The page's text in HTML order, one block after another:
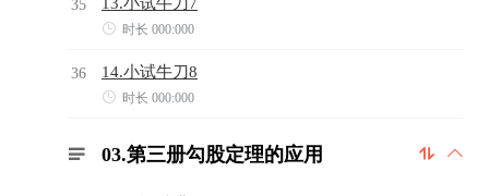
35
 时长 000:000
36 14.小试牛刀8
 时长 000:000
 
 03.第三册勾股定理的应用